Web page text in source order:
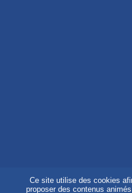
Ce site utilise des cookies
proposer des contenus